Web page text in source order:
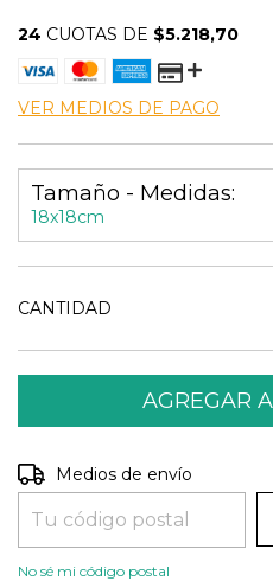
24 CUOTAS DE $5.218,70
VER MEDIOS DE PAGO
Tamaño - Medidas:
18x18cm
CANTIDAD
Entregas para el CP:
Medios de envío
No sé mi código postal